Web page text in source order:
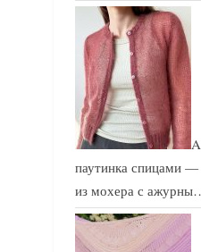
паутинка спицами
из мохера с